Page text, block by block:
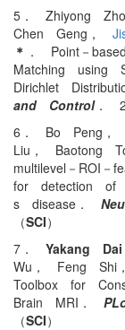
5． Zhiyong
Chen Geng，
＊ ． Point－
Matching using
Dirichlet
and Control．
6． Bo Peng，
Liu， Baotong
multilevel－ROI
for detection of
s disease．
（SCI）
7． Yakang Dai
Wu， Feng Shi
Toolbox for
Brain MRI．
（SCI）